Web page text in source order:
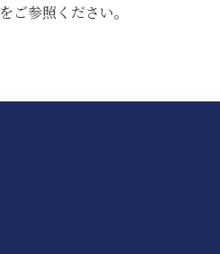
をご参照ください。